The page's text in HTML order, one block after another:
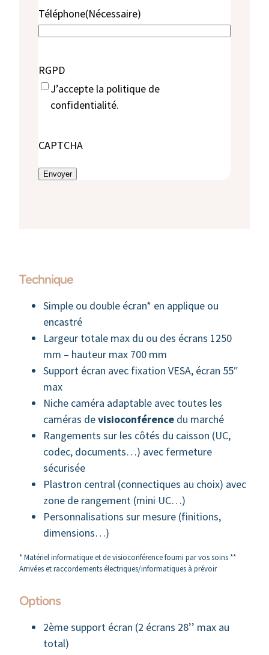
Téléphone(Nécessaire)
RGPD
J’accepte la politique de
confidentialité.
CAPTCHA
Technique
Simple ou double écran* en applique ou
encastré
Largeur totale max du ou des écrans 1250
mm – hauteur max 700 mm
Support écran avec fixation VESA, écran 55″
max
Niche caméra adaptable avec toutes les
caméras devisioconférence du marché
Rangements sur les côtés du caisson (UC,
codec, documents…) avec fermeture
sécurisée
Plastron central (connectiques au choix) avec
zone de rangement (mini UC…)
Personnalisations sur mesure (finitions,
dimensions…)
* Matériel informatique et de visioconférence fourni par vos soins **
Arrivées et raccordements électriques/informatiques à prévoir
Options
2ème support écran (2 écrans 28’’ max au
total)